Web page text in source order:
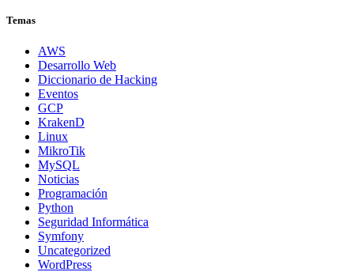
Temas
AWS
Desarrollo Web
Diccionario de Hacking
Eventos
GCP
KrakenD
Linux
MikroTik
MySQL
Noticias
Programación
Python
Seguridad Informática
Symfony
Uncategorized
WordPress